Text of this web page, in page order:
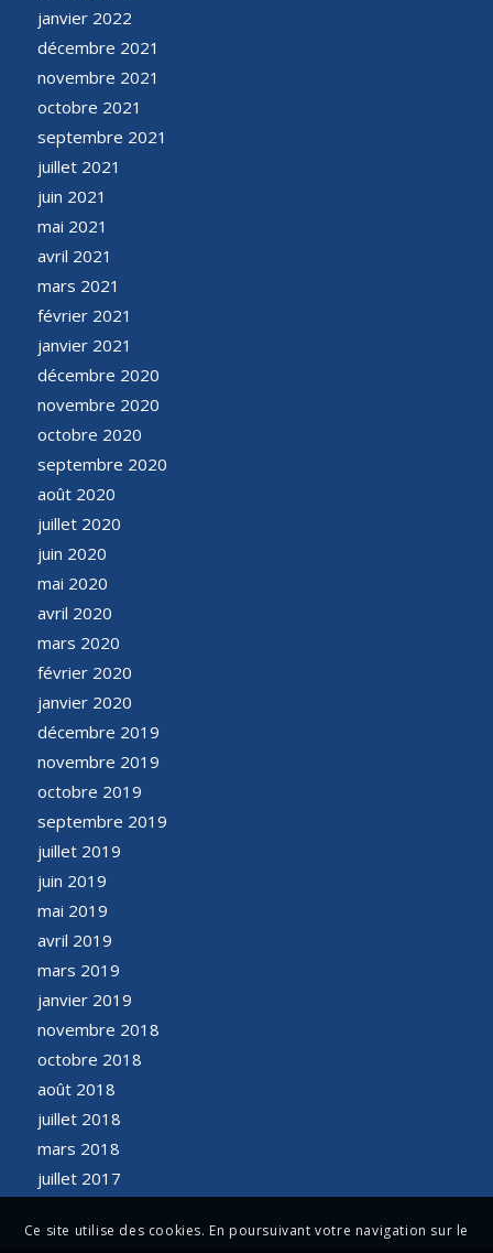
janvier 2022
décembre 2021
novembre 2021
octobre 2021
septembre 2021
juillet 2021
juin 2021
mai 2021
avril 2021
mars 2021
février 2021
janvier 2021
décembre 2020
novembre 2020
octobre 2020
septembre 2020
août 2020
juillet 2020
juin 2020
mai 2020
avril 2020
mars 2020
février 2020
janvier 2020
décembre 2019
novembre 2019
octobre 2019
septembre 2019
juillet 2019
juin 2019
mai 2019
avril 2019
mars 2019
janvier 2019
novembre 2018
octobre 2018
août 2018
juillet 2018
mars 2018
juillet 2017
Ce site utilise des cookies. En poursuivant votre navigation sur le